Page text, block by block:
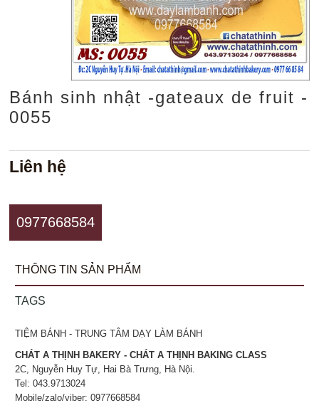
Bánh sinh nhật -gateaux de fruit -
0055
Liên hệ
0977668584
THÔNG TIN SẢN PHẨM
TAGS
TIỆM BÁNH - TRUNG TÂM DẠY LÀM BÁNH
CHÁT A THỊNH BAKERY - CHÁT A THỊNH BAKING CLASS
2C, Nguyễn Huy Tự, Hai Bà Trưng, Hà Nội.
Tel: 043.9713024
Mobile/zalo/viber: 0977668584